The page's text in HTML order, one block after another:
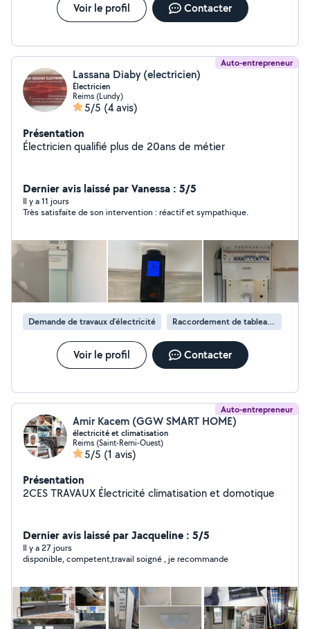
Voir le profil Contacter
Auto-entrepreneur
Lassana Diaby (electricien)
Électricien
Reims (Lundy)
5/5 (4 avis)
Présentation
Électricien qualifié plus de 20ans de métier
Dernier avis laissé par Vanessa : 5/5
Il y a 11 jours
Très satisfaite de son intervention : réactif et sympathique.
Demande de travaux d’électricité Raccordement de tableau électrique
Voir le profil Contacter
Auto-entrepreneur
Amir Kacem (GGW SMART HOME)
électricité et climatisation
Reims (Saint-Remi-Ouest)
5/5 (1 avis)
Présentation
2CES TRAVAUX Électricité climatisation et domotique
Dernier avis laissé par Jacqueline : 5/5
Il y a 27 jours
disponible, competent,travail soigné , je recommande